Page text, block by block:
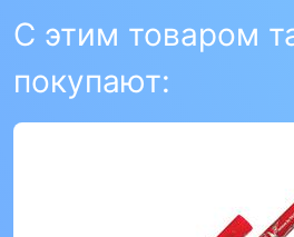
С этим товаром
покупают: